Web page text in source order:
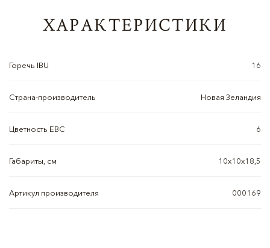
ХАРАКТЕРИСТИКИ
Горечь IBU 16
Страна-производитель Новая Зеландия
Цветность EBC 6
Габариты, см 10х10х18,5
Артикул производителя 000169